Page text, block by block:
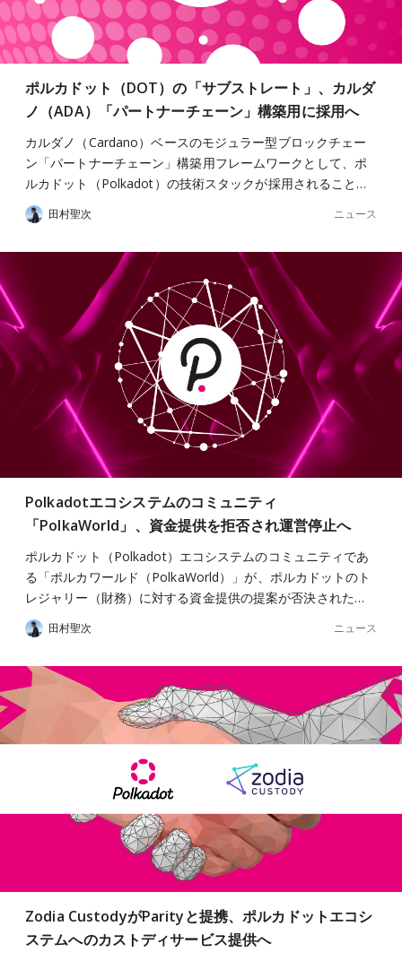
ポルカドット（DOT）の「サブストレート」、カルダ
ノ（ADA）「パートナーチェーン」構築用に採用へ
カルダノ（Cardano）ベースのモジュラー型ブロックチェー
ン「パートナーチェーン」構築用フレームワークとして、ポ
ルカドット（Polkadot）の技術スタックが採用されること…
田村聖次 ニュース
Polkadotエコシステムのコミュニティ
「PolkaWorld」、資金提供を拒否され運営停止へ
ポルカドット（Polkadot）エコシステムのコミュニティであ
る「ポルカワールド（PolkaWorld）」が、ポルカドットのト
レジャリー（財務）に対する資金提供の提案が否決された…
田村聖次 ニュース
Zodia CustodyがParityと提携、ポルカドットエコシ
ステムへのカストディサービス提供へ